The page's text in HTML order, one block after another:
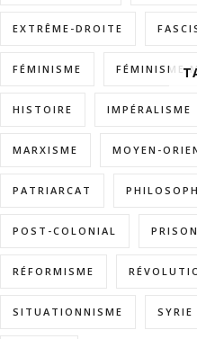
EXTRÊME-DROITE
FÉMINISME FÉMINISME
HISTOIRE IMPÉRALISME
MARXISME MOYEN-
PATRIARCAT
POST-COLONIAL PRISON
RÉFORMISME
SITUATIONNISME SYRIE